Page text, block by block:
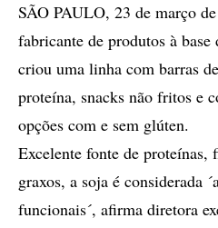
SÃO PAULO, 23 de março
fabricante de produtos à base
criou uma linha com barras
proteína, snacks não fritos e
opções com e sem glúten.
Excelente fonte de proteínas,
graxos, a soja é considerada
funcionais´, afirma diretora